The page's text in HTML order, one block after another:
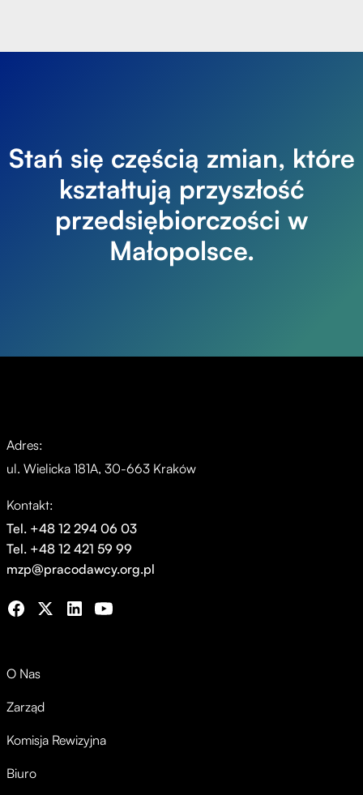
Stań się częścią zmian, które
kształtują przyszłość
przedsiębiorczości w
Małopolsce.
Adres:
ul. Wielicka 181A, 30-663 Kraków
Kontakt:
Tel. +48 12 294 06 03
Tel. +48 12 421 59 99
mzp@pracodawcy.org.pl
O Nas
Zarząd
Komisja Rewizyjna
Biuro